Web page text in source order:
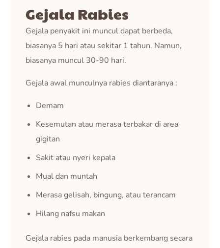
Gejala Rabies
Gejala penyakit ini muncul dapat berbeda,
biasanya 5 hari atau sekitar 1 tahun. Namun,
biasanya muncul 30-90 hari.
Gejala awal munculnya rabies diantaranya :
Demam
Kesemutan atau merasa terbakar di area
gigitan
Sakit atau nyeri kepala
Mual dan muntah
Merasa gelisah, bingung, atau terancam
Hilang nafsu makan
Gejala rabies pada manusia berkembang secara